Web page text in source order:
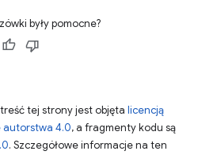
były pomocne?
tej strony jest objęta licencją
autorstwa 4.0, a fragmenty kodu są
. Szczegółowe informacje na ten